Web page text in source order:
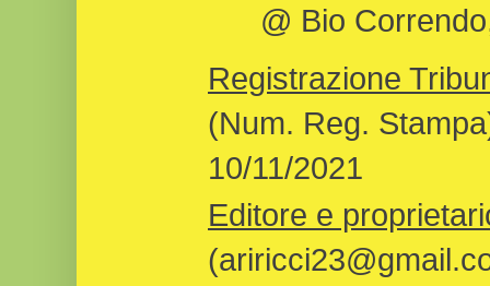
@ Bio
Registrazione
(Num. Reg.
10/11/2021
Editore e